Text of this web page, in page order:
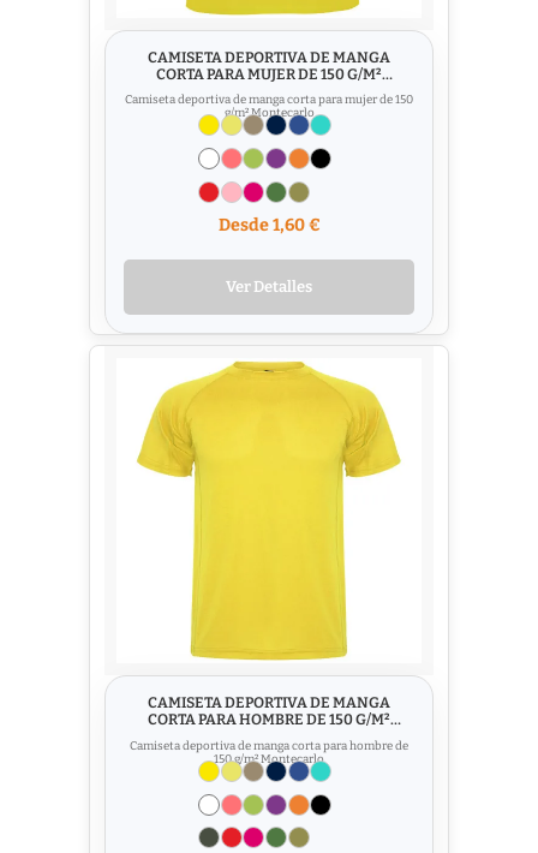
CAMISETA DEPORTIVA DE MANGA
CORTA PARA MUJER DE 150 G/M²
MONTECARLO
Camiseta deportiva de manga corta para mujer de 150
g/m² Montecarlo
Desde 1,60 €
Ver Detalles
CAMISETA DEPORTIVA DE MANGA
CORTA PARA HOMBRE DE 150 G/M²
MONTECARLO
Camiseta deportiva de manga corta para hombre de
150 g/m² Montecarlo